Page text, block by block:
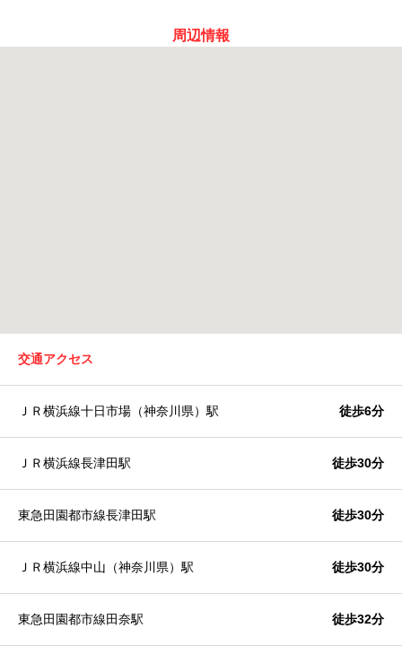
周辺情報
交通アクセス
ＪＲ横浜線十日市場（神奈川県）駅 徒歩6分
ＪＲ横浜線長津田駅 徒歩30分
東急田園都市線長津田駅 徒歩30分
ＪＲ横浜線中山（神奈川県）駅 徒歩30分
東急田園都市線田奈駅 徒歩32分